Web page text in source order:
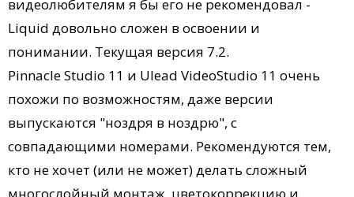
видеолюбителям я бы его не рекомендовал -
Liquid довольно сложен в освоении и
понимании. Текущая версия 7.2.
Pinnacle Studio 11 и Ulead VideoStudio 11 очень
похожи по возможностям, даже версии
выпускаются "ноздря в ноздрю", с
совпадающими номерами. Рекомендуются тем,
кто не хочет (или не может) делать сложный